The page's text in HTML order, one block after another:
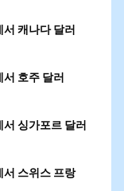
캐나다 달러
호주 달러
싱가포르 달러
스위스 프랑